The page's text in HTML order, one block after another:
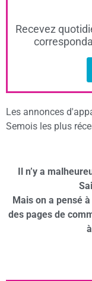
Recevez
Les annonces
Semois les plus
Il n’y a
Mais on a pensé
des pages de